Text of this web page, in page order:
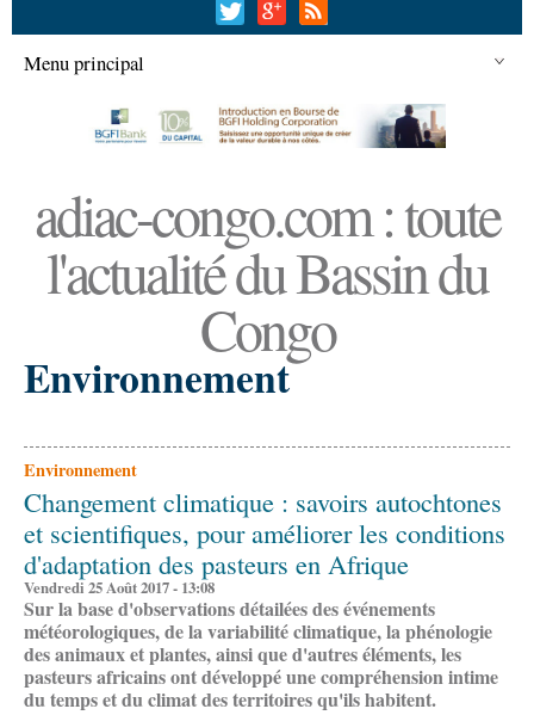
Menu principal
adiac-congo.com : toute
l'actualité du Bassin du
Congo
Environnement
Environnement
Changement climatique : savoirs autochtones
et scientifiques, pour améliorer les conditions
d'adaptation des pasteurs en Afrique
Vendredi 25 Août 2017 - 13:08
Sur la base d'observations détailées des événements
météorologiques, de la variabilité climatique, la phénologie
des animaux et plantes, ainsi que d'autres éléments, les
pasteurs africains ont développé une compréhension intime
du temps et du climat des territoires qu'ils habitent.